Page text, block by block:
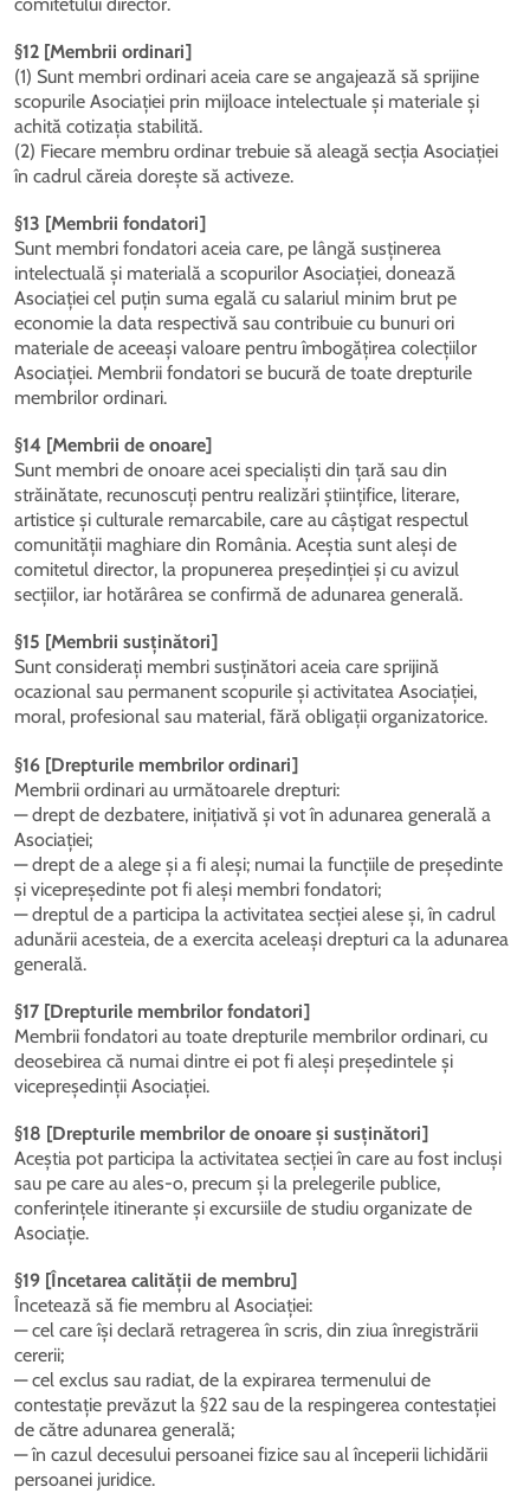
§12 [Membrii ordinari]
(1) Sunt membri ordinari aceia care se angajează să sprijine
scopurile Asociației prin mijloace intelectuale și materiale și
achită cotizația stabilită.
(2) Fiecare membru ordinar trebuie să aleagă secția Asociației
în cadrul căreia dorește să activeze.
§13 [Membrii fondatori]
Sunt membri fondatori aceia care, pe lângă susținerea
intelectuală și materială a scopurilor Asociației, donează
Asociației cel puțin suma egală cu salariul minim brut pe
economie la data respectivă sau contribuie cu bunuri ori
materiale de aceeași valoare pentru îmbogățirea colecțiilor
Asociației. Membrii fondatori se bucură de toate drepturile
membrilor ordinari.
§14 [Membrii de onoare]
Sunt membri de onoare acei specialiști din țară sau din
străinătate, recunoscuți pentru realizări științifice, literare,
artistice și culturale remarcabile, care au câștigat respectul
comunității maghiare din România. Aceștia sunt aleși de
comitetul director, la propunerea președinției și cu avizul
secțiilor, iar hotărârea se confirmă de adunarea generală.
§15 [Membrii susținători]
Sunt considerați membri susținători aceia care sprijină
ocazional sau permanent scopurile și activitatea Asociației,
moral, profesional sau material, fără obligații organizatorice.
§16 [Drepturile membrilor ordinari]
Membrii ordinari au următoarele drepturi:
— drept de dezbatere, inițiativă și vot în adunarea generală a
Asociației;
— drept de a alege și a fi aleși; numai la funcțiile de președinte
și vicepreședinte pot fi aleși membri fondatori;
— dreptul de a participa la activitatea secției alese și, în cadrul
adunării acesteia, de a exercita aceleași drepturi ca la adunarea
generală.
§17 [Drepturile membrilor fondatori]
Membrii fondatori au toate drepturile membrilor ordinari, cu
deosebirea că numai dintre ei pot fi aleși președintele și
vicepreședinții Asociației.
§18 [Drepturile membrilor de onoare și susținători]
Aceștia pot participa la activitatea secției în care au fost incluși
sau pe care au ales-o, precum și la prelegerile publice,
conferințele itinerante și excursiile de studiu organizate de
Asociație.
§19 [Încetarea calității de membru]
Încetează să fie membru al Asociației:
— cel care își declară retragerea în scris, din ziua înregistrării
cererii;
— cel exclus sau radiat, de la expirarea termenului de
contestație prevăzut la §22 sau de la respingerea contestației
de către adunarea generală;
— în cazul decesului persoanei fizice sau al începerii lichidării
persoanei juridice.